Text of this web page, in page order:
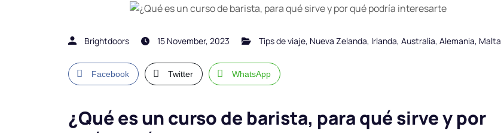
Brightdoors 15 November, 2023 Tips de viaje, Nueva Zelanda, Irlanda, Australia, Alemania, Malta
Facebook Twitter WhatsApp
¿Qué es un curso de barista, para qué sirve y por